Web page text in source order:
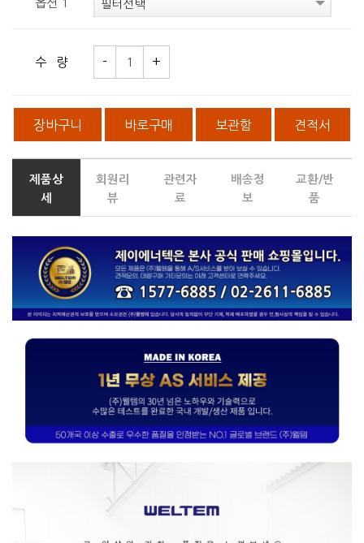
옵션 1
수 량
장바구니 바로구매 보관함 견적서
제품상
세
회원리
뷰
관련자
료
배송정
보
교환/반
품